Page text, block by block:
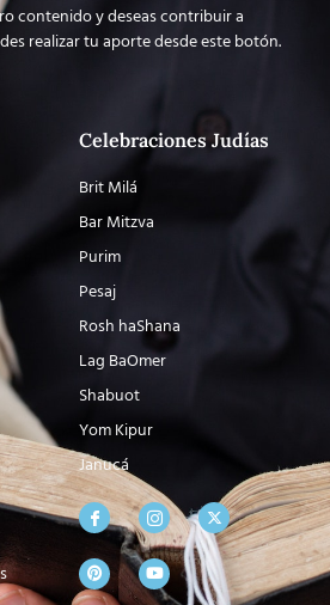
contenido y deseas contribuir a
realizar tu aporte desde este botón.
Celebraciones Judías
Brit Milá
Bar Mitzva
Purim
Pesaj
Rosh haShana
Lag BaOmer
Shabuot
Yom Kipur
Janucá